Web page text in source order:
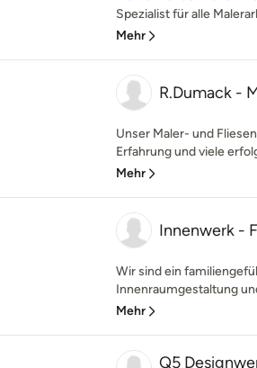
Spezialist für alle
Mehr
R.Dumack -
Unser Maler- und
Erfahrung und viele
Mehr
Innenwerk -
Wir sind ein
Innenraumgestaltung
Mehr
Q5